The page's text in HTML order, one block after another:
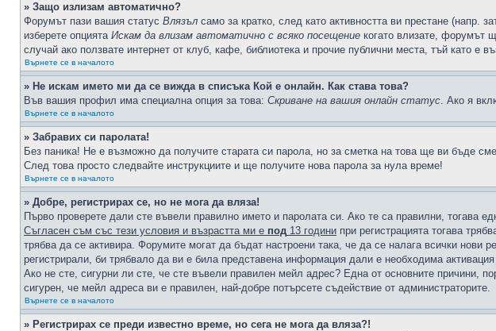
» Защо излизам автоматично?
Форумът пази вашия статус Влязъл само за кратко, след като активността ви престане (напр.
изберете опцията Искам да влизам автоматично с всяко посещение когато влизате, форумът
случай ако ползвате интернет от клуб, кафе, библиотека и прочие публични места, тъй като е
Върнете се в началото
» Не искам името ми да се вижда в списъка Кой е онлайн. Как става това?
Във вашия профил има специална опция за това: Скриване на вашия онлайн статус. Ако я
Върнете се в началото
» Забравих си паролата!
Без паника! Не е възможно да получите старата си парола, но за сметка на това ще ви бъде
След това просто следвайте инструкциите и ще получите нова парола за нула време!
Върнете се в началото
» Добре, регистрирах се, но не мога да вляза!
Първо проверете дали сте въвели правилно името и паролата си. Ако те са правилни,
Съгласен съм със тези условия и възрастта ми е под 13 години при регистрацията тогава
трябва да се активира. Форумите могат да бъдат настроени така, че да се налага всички нови
регистрирали, би трябвало да ви е била представена информация дали е необходима
Ако не сте, сигурни ли сте, че сте въвели правилен мейл адрес? Една от основните причини,
сигурен, че мейл адреса ви е правилен, най-добре потърсете съдействие от администраторите.
Върнете се в началото
» Регистрирах се преди известно време, но сега не мога да вляза?!